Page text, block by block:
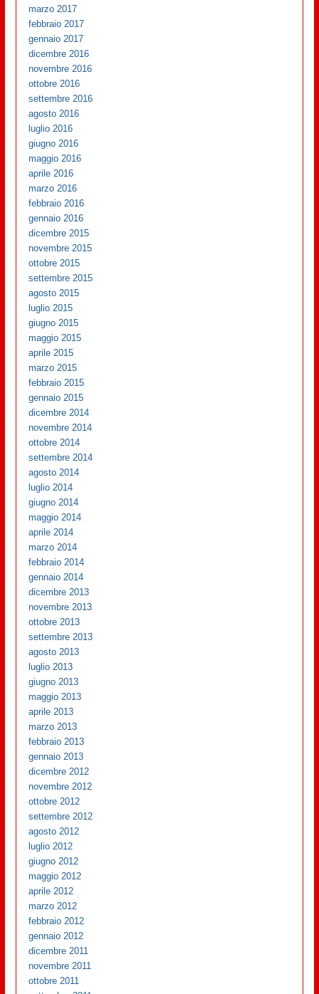
marzo 2017
febbraio 2017
gennaio 2017
dicembre 2016
novembre 2016
ottobre 2016
settembre 2016
agosto 2016
luglio 2016
giugno 2016
maggio 2016
aprile 2016
marzo 2016
febbraio 2016
gennaio 2016
dicembre 2015
novembre 2015
ottobre 2015
settembre 2015
agosto 2015
luglio 2015
giugno 2015
maggio 2015
aprile 2015
marzo 2015
febbraio 2015
gennaio 2015
dicembre 2014
novembre 2014
ottobre 2014
settembre 2014
agosto 2014
luglio 2014
giugno 2014
maggio 2014
aprile 2014
marzo 2014
febbraio 2014
gennaio 2014
dicembre 2013
novembre 2013
ottobre 2013
settembre 2013
agosto 2013
luglio 2013
giugno 2013
maggio 2013
aprile 2013
marzo 2013
febbraio 2013
gennaio 2013
dicembre 2012
novembre 2012
ottobre 2012
settembre 2012
agosto 2012
luglio 2012
giugno 2012
maggio 2012
aprile 2012
marzo 2012
febbraio 2012
gennaio 2012
dicembre 2011
novembre 2011
ottobre 2011